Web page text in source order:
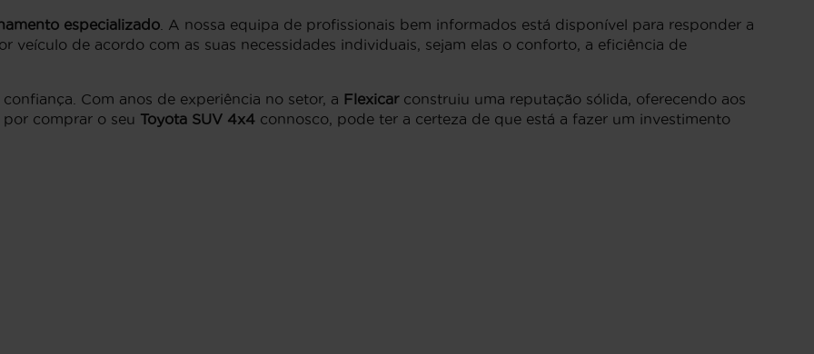
especializado . A nossa equipa de profissionais bem informados está disponível para responder a
veículo de acordo com as suas necessidades individuais, sejam elas o conforto, a eficiência de
Com anos de experiência no setor, a Flexicarconstruiu uma reputação sólida, oferecendo aos
comprar o seu Toyota SUV 4x4 connosco, pode ter a certeza de que está a fazer um investimento